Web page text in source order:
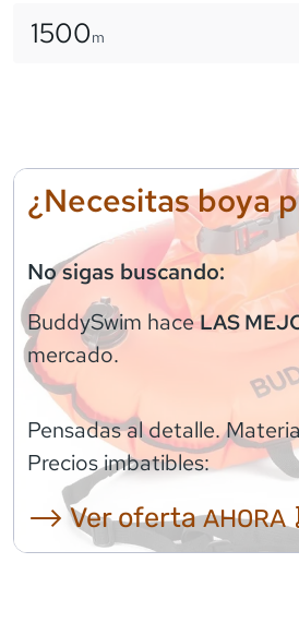
1500m
¿Necesitas boya
No sigas buscando:
BuddySwim haceLAS
mercado.
Pensadas al detalle.
Precios imbatibles:
⟶ Ver ofertaAHORA